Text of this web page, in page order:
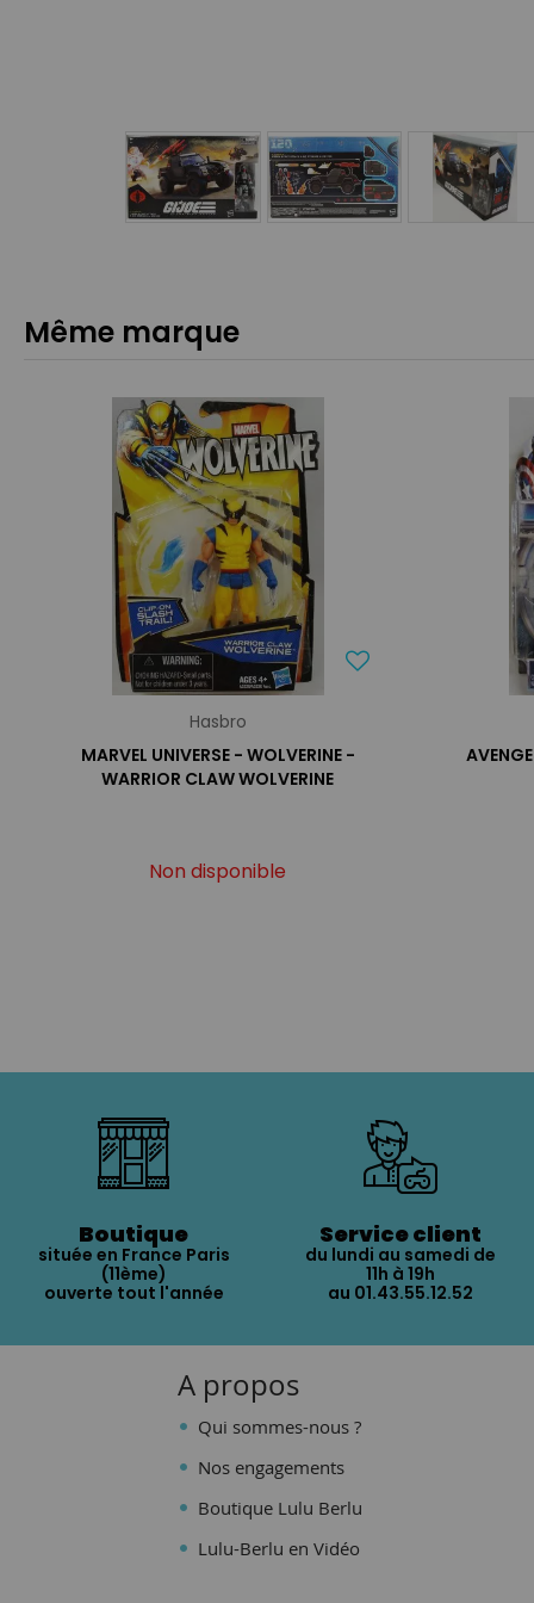
Même marque
Hasbro
MARVEL UNIVERSE - WOLVERINE -
WARRIOR CLAW WOLVERINE
Non disponible
Boutique
située en France Paris
(11ème)
ouverte tout l'année
Service client
du lundi au samedi de
11h à 19h
au 01.43.55.12.52
A propos
Qui sommes-nous ?
Nos engagements
Boutique Lulu Berlu
Lulu-Berlu en Vidéo